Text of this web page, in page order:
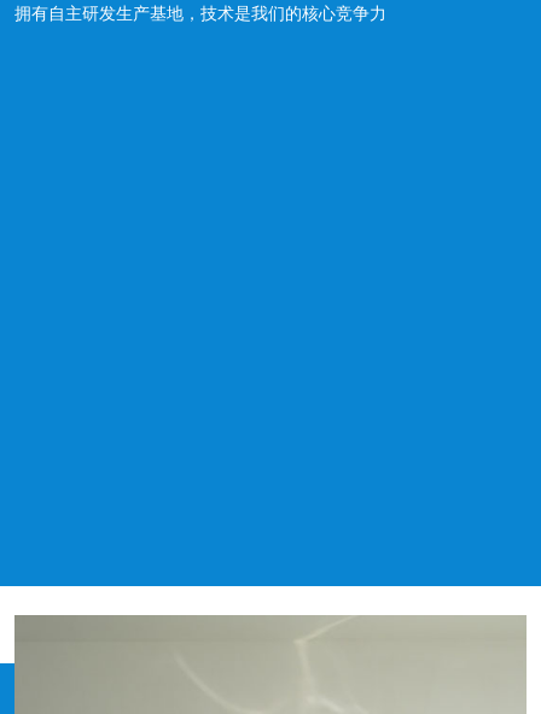
拥有自主研发生产基地，技术是我们的核心竞争力